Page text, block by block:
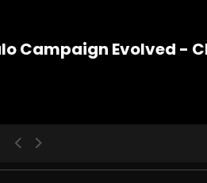
Campaign Evolved -